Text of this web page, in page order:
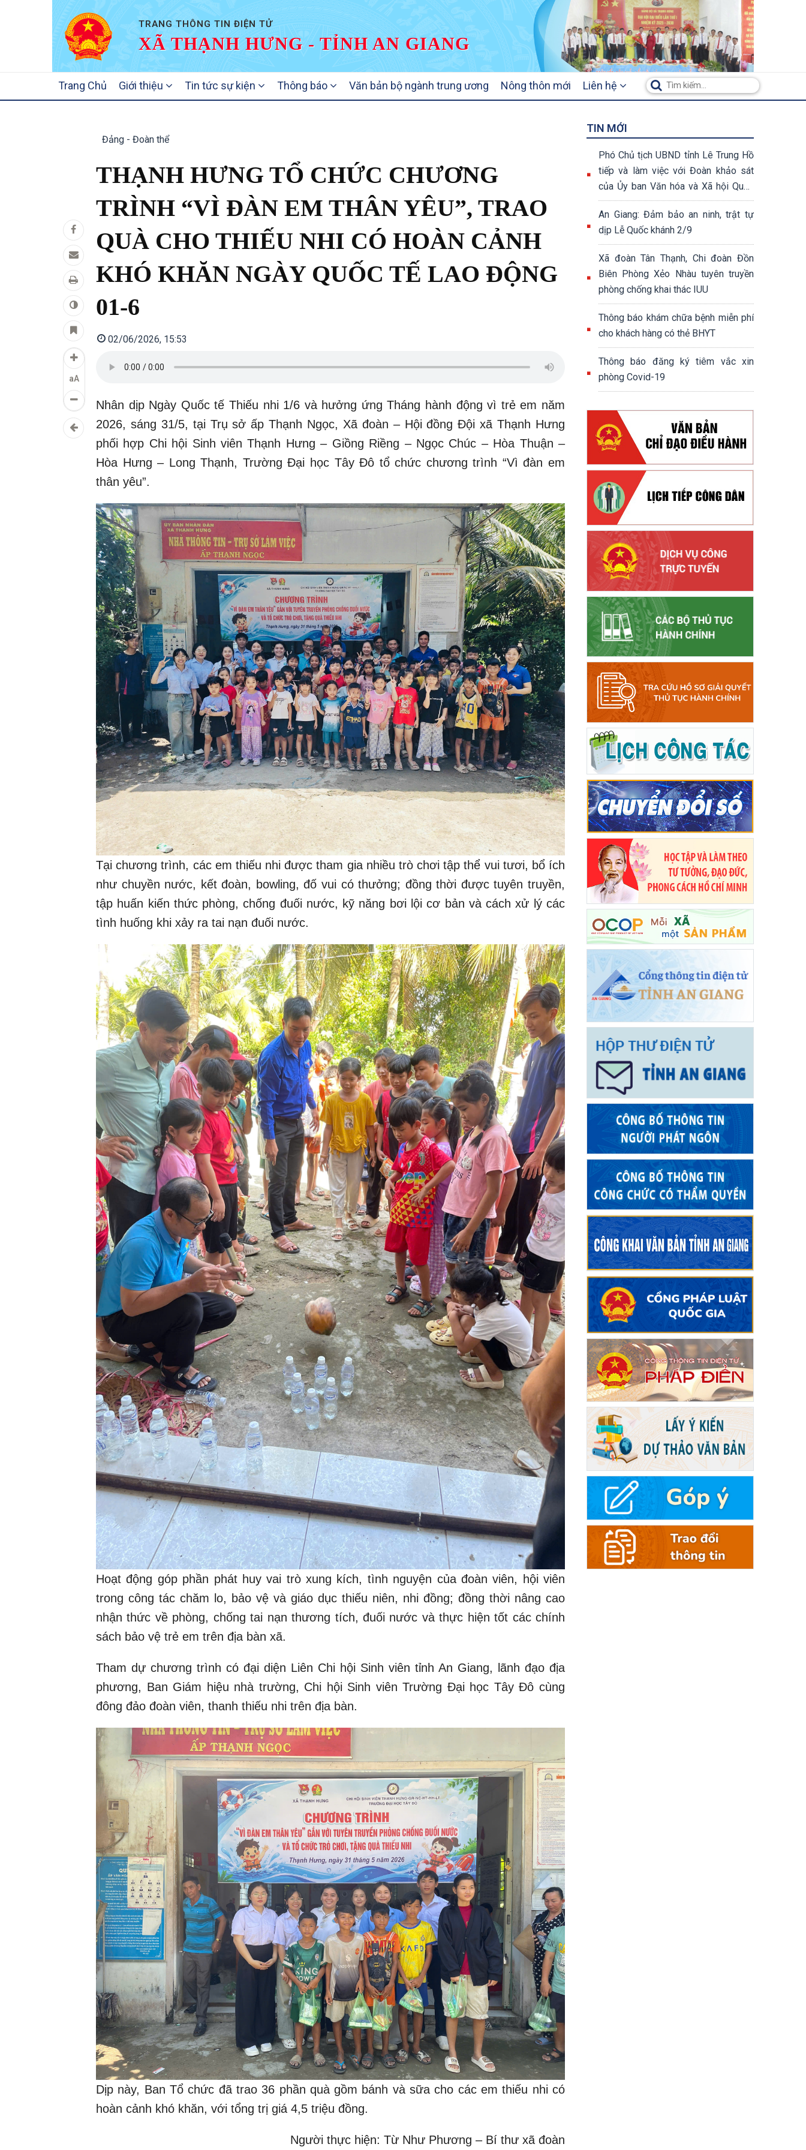
TRANG THÔNG TIN ĐIỆN TỬ
XÃ THẠNH HƯNG - TỈNH AN GIANG
NAVIGATION
Trang Chủ Giới thiệu Tin tức sự kiện Thông báo Văn bản bộ ngành trung ương Nông thôn mới Liên hệ
aA
Đảng - Đoàn thể
THẠNH HƯNG TỔ CHỨC CHƯƠNG
TRÌNH “VÌ ĐÀN EM THÂN YÊU”, TRAO
QUÀ CHO THIẾU NHI CÓ HOÀN CẢNH
KHÓ KHĂN NGÀY QUỐC TẾ LAO ĐỘNG
01-6
02/06/2026, 15:53
Nhân dịp Ngày Quốc tế Thiếu nhi 1/6 và hưởng ứng Tháng hành động vì trẻ em năm
2026, sáng 31/5, tại Trụ sở ấp Thạnh Ngọc, Xã đoàn – Hội đồng Đội xã Thạnh Hưng
phối hợp Chi hội Sinh viên Thạnh Hưng – Giồng Riềng – Ngọc Chúc – Hòa Thuận –
Hòa Hưng – Long Thạnh, Trường Đại học Tây Đô tổ chức chương trình “Vì đàn em
thân yêu”.
Tại chương trình, các em thiếu nhi được tham gia nhiều trò chơi tập thể vui tươi, bổ ích
như chuyền nước, kết đoàn, bowling, đố vui có thưởng; đồng thời được tuyên truyền,
tập huấn kiến thức phòng, chống đuối nước, kỹ năng bơi lội cơ bản và cách xử lý các
tình huống khi xảy ra tai nạn đuối nước.
Hoạt động góp phần phát huy vai trò xung kích, tình nguyện của đoàn viên, hội viên
trong công tác chăm lo, bảo vệ và giáo dục thiếu niên, nhi đồng; đồng thời nâng cao
nhận thức về phòng, chống tai nạn thương tích, đuối nước và thực hiện tốt các chính
sách bảo vệ trẻ em trên địa bàn xã.
Tham dự chương trình có đại diện Liên Chi hội Sinh viên tỉnh An Giang, lãnh đạo địa
phương, Ban Giám hiệu nhà trường, Chi hội Sinh viên Trường Đại học Tây Đô cùng
đông đảo đoàn viên, thanh thiếu nhi trên địa bàn.
Dịp này, Ban Tổ chức đã trao 36 phần quà gồm bánh và sữa cho các em thiếu nhi có
hoàn cảnh khó khăn, với tổng trị giá 4,5 triệu đồng.
Người thực hiện: Từ Như Phương – Bí thư xã đoàn
TIN MỚI
Phó Chủ tịch UBND tỉnh Lê Trung Hồ
tiếp và làm việc với Đoàn khảo sát
của Ủy ban Văn hóa và Xã hội Quốc
hội khóa XV
An Giang: Đảm bảo an ninh, trật tự
dịp Lễ Quốc khánh 2/9
Xã đoàn Tân Thạnh, Chi đoàn Đồn
Biên Phòng Xẻo Nhàu tuyên truyền
phòng chống khai thác IUU
Thông báo khám chữa bệnh miễn phí
cho khách hàng có thẻ BHYT
Thông báo đăng ký tiêm vắc xin
phòng Covid-19